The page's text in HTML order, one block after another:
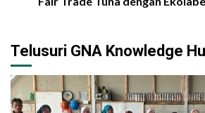
Telusuri GNA Knowledge